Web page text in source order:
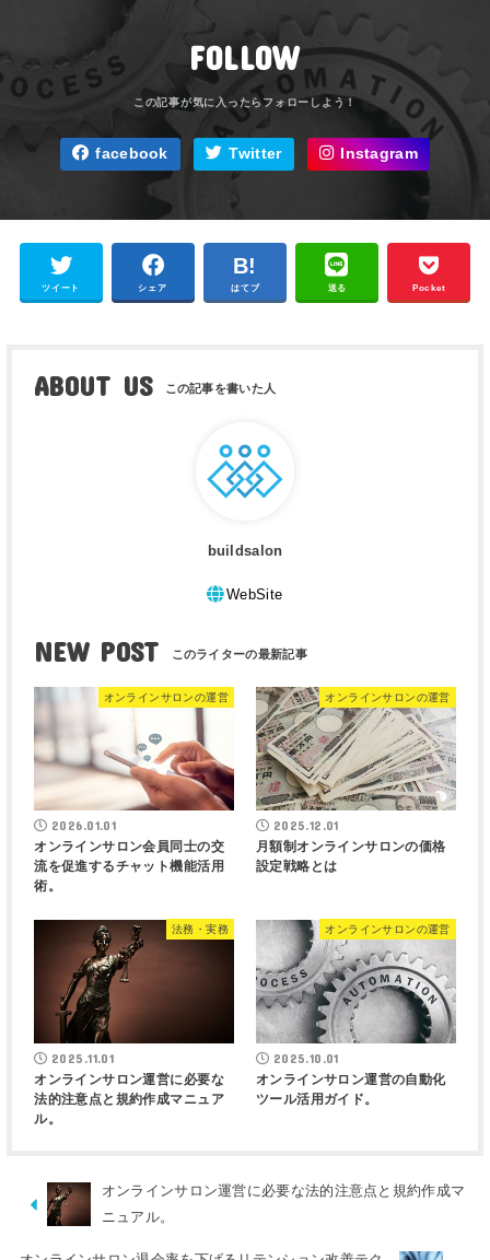
FOLLOW
facebook Twitter Instagram
ツイート シェア はてブ 送る Pocket
ABOUT US
buildsalon
WebSite
NEW POST
オンラインサロンの運営
2026.01.01
オンラインサロン会員同士の交
流を促進するチャット機能活用
術。
オンラインサロンの運営
2025.12.01
月額制オンラインサロンの価格
設定戦略とは
法務・実務
2025.11.01
オンラインサロン運営に必要な
法的注意点と規約作成マニュア
ル。
オンラインサロンの運営
2025.10.01
オンラインサロン運営の自動化
ツール活用ガイド。
オンラインサロン運営に必要な法的注意点と規約作成マ
ニュアル。